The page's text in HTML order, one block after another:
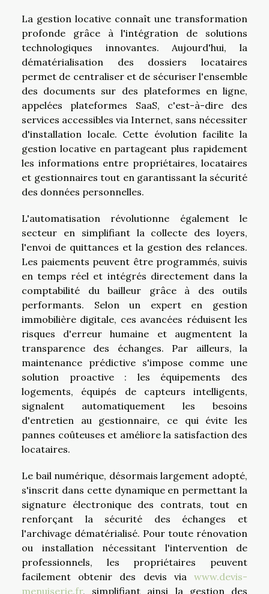
La gestion locative connaît une transformation
profonde grâce à l'intégration de solutions
technologiques innovantes. Aujourd'hui, la
dématérialisation des dossiers locataires
permet de centraliser et de sécuriser l'ensemble
des documents sur des plateformes en ligne,
appelées plateformes SaaS, c'est-à-dire des
services accessibles via Internet, sans nécessiter
d'installation locale. Cette évolution facilite la
gestion locative en partageant plus rapidement
les informations entre propriétaires, locataires
et gestionnaires tout en garantissant la sécurité
des données personnelles.
L'automatisation révolutionne également le
secteur en simplifiant la collecte des loyers,
l'envoi de quittances et la gestion des relances.
Les paiements peuvent être programmés, suivis
en temps réel et intégrés directement dans la
comptabilité du bailleur grâce à des outils
performants. Selon un expert en gestion
immobilière digitale, ces avancées réduisent les
risques d'erreur humaine et augmentent la
transparence des échanges. Par ailleurs, la
maintenance prédictive s'impose comme une
solution proactive : les équipements des
logements, équipés de capteurs intelligents,
signalent automatiquement les besoins
d'entretien au gestionnaire, ce qui évite les
pannes coûteuses et améliore la satisfaction des
locataires.
Le bail numérique, désormais largement adopté,
s'inscrit dans cette dynamique en permettant la
signature électronique des contrats, tout en
renforçant la sécurité des échanges et
l'archivage dématérialisé. Pour toute rénovation
ou installation nécessitant l'intervention de
professionnels, les propriétaires peuvent
facilement obtenir des devis via www.devis-
menuiserie.fr, simplifiant ainsi la gestion des